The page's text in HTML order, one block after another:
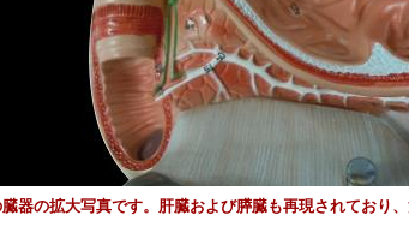
器の拡大写真です。肝臓および膵臓も再現されており